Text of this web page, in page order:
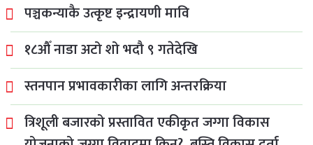
पञ्चकन्याकै उत्कृष्ट इन्द्रायणी मावि
१८औँ नाडा अटो शो भदौ ९ गतेदेखि
स्तनपान प्रभावकारीका लागि अन्तरक्रिया
त्रिशूली बजारको प्रस्तावित एकीकृत जग्गा विकास